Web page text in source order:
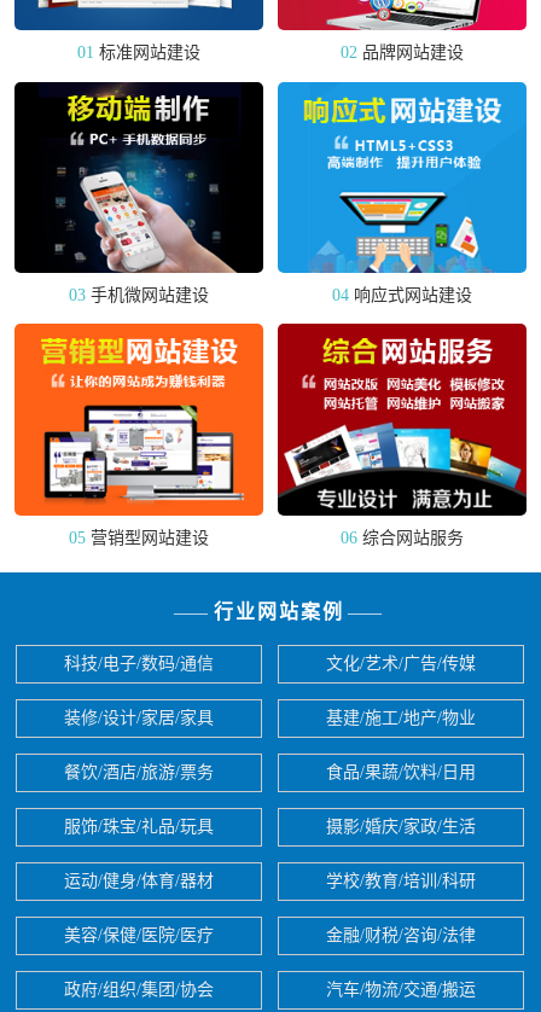
01 标准网站建设 02 品牌网站建设
03 手机微网站建设 04 响应式网站建设
05 营销型网站建设 06 综合网站服务
—— 行业网站案例 ——
科技/电子/数码/通信 文化/艺术/广告/传媒
装修/设计/家居/家具 基建/施工/地产/物业
餐饮/酒店/旅游/票务 食品/果蔬/饮料/日用
服饰/珠宝/礼品/玩具 摄影/婚庆/家政/生活
运动/健身/体育/器材 学校/教育/培训/科研
美容/保健/医院/医疗 金融/财税/咨询/法律
政府/组织/集团/协会 汽车/物流/交通/搬运